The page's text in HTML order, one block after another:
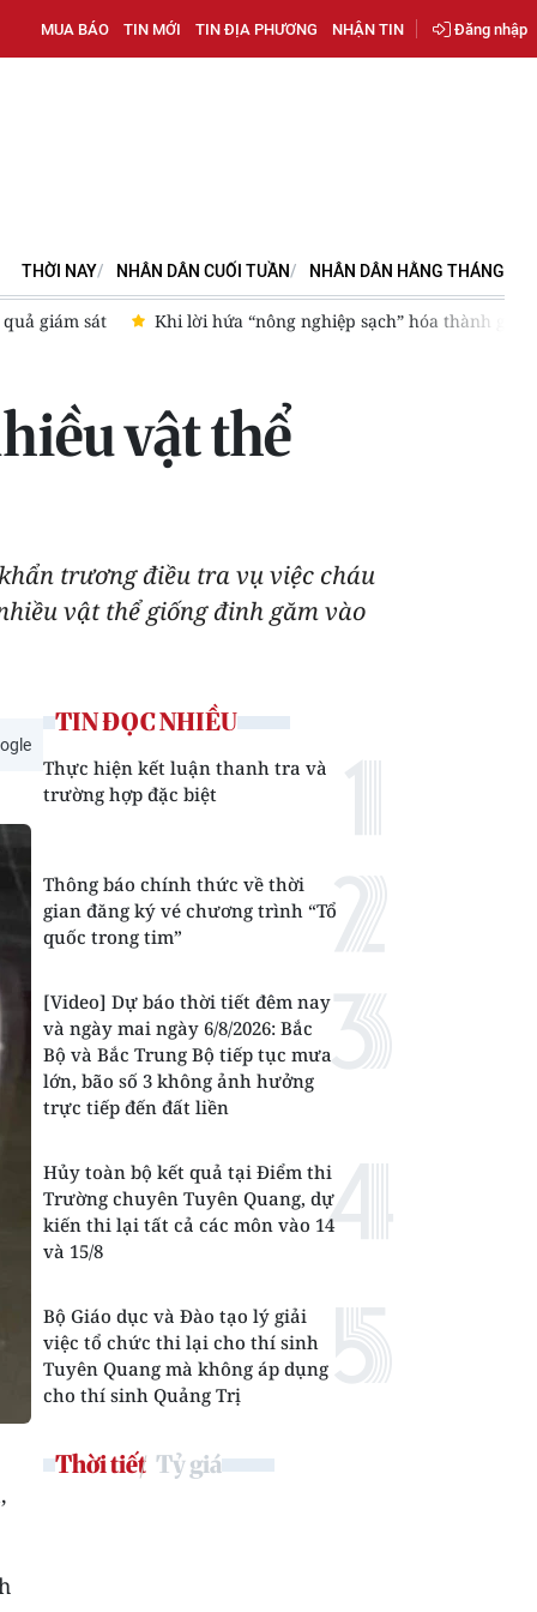
MUA BÁO TIN MỚI TIN ĐỊA PHƯƠNG NHẬN TIN Đăng nhập
THỜI NAY NHÂN DÂN CUỐI TUẦN NHÂN DÂN HẰNG THÁNG
Khi lời hứa “nông nghiệp sạch” hóa thành gánh nặng công
vật thể
trương điều tra vụ việc cháu
vật thể giống đinh găm vào
TIN ĐỌC NHIỀU
Thực hiện kết luận thanh tra và
trường hợp đặc biệt
Thông báo chính thức về thời
gian đăng ký vé chương trình “Tổ
quốc trong tim”
[Video] Dự báo thời tiết đêm nay
và ngày mai ngày 6/8/2026: Bắc
Bộ và Bắc Trung Bộ tiếp tục mưa
lớn, bão số 3 không ảnh hưởng
trực tiếp đến đất liền
Hủy toàn bộ kết quả tại Điểm thi
Trường chuyên Tuyên Quang, dự
kiến thi lại tất cả các môn vào 14
và 15/8
Bộ Giáo dục và Đào tạo lý giải
việc tổ chức thi lại cho thí sinh
Tuyên Quang mà không áp dụng
cho thí sinh Quảng Trị
Thời tiết Tỷ giá